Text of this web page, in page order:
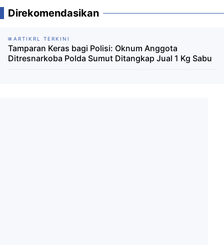
Direkomendasikan
ARTIKRL TERKINI
Tamparan Keras bagi Polisi: Oknum Anggota
Ditresnarkoba Polda Sumut Ditangkap Jual 1 Kg Sabu